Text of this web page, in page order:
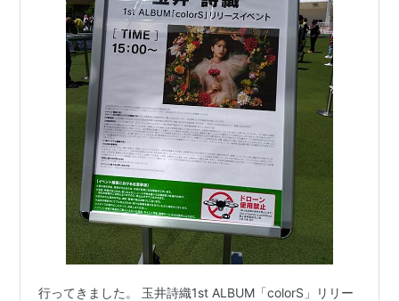
行ってきました。 玉井詩織1st ALBUM「colorS」リリー